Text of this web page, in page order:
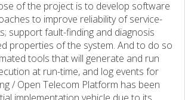
of the project is to develop software
to improve reliability of service-
support fault-finding and diagnosis
properties of the system. And to do so
tools that will generate and run
at run-time, and log events for
/ Open Telecom Platform has been